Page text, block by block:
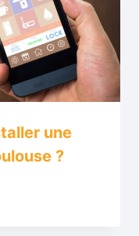
une
?